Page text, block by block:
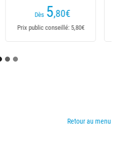
18,90€ Dès 17
Prix public conseillé: 18,90€
Retour au menu